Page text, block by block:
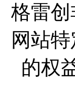
格雷
网站
的权